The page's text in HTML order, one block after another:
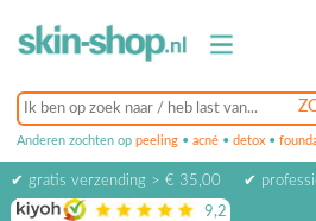
Anderen zochten op peeling • acné • detox •
✔ gratis verzending > € 35,00 ✔
9,2 op basis van